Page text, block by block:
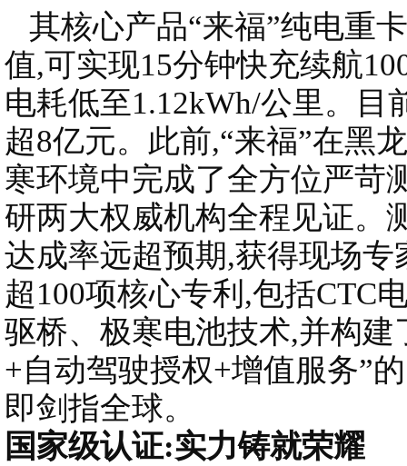
其核心产品“来福”纯电重
值,可实现15分钟快充续航
电耗低至1.12kWh/公里。目
超8亿元。此前,“来福”在黑
寒环境中完成了全方位严苛
研两大权威机构全程见证。
达成率远超预期,获得现场
超100项核心专利,包括CTC
驱桥、极寒电池技术,并构
+自动驾驶授权+增值服务”
即剑指全球。
国家级认证:实力铸就荣耀